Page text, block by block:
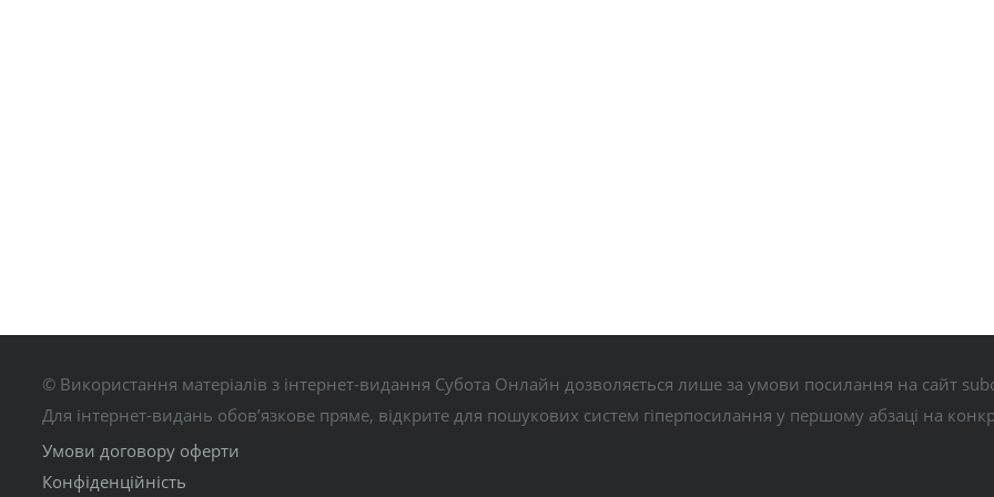
© Використання матеріалів з інтернет-видання Субота Онлайн дозволяється лише за умови посилання на сайт
Для інтернет-видань обов’язкове пряме, відкрите для пошукових систем гіперпосилання у першому абзаці на
Умови договору оферти
Конфіденційність